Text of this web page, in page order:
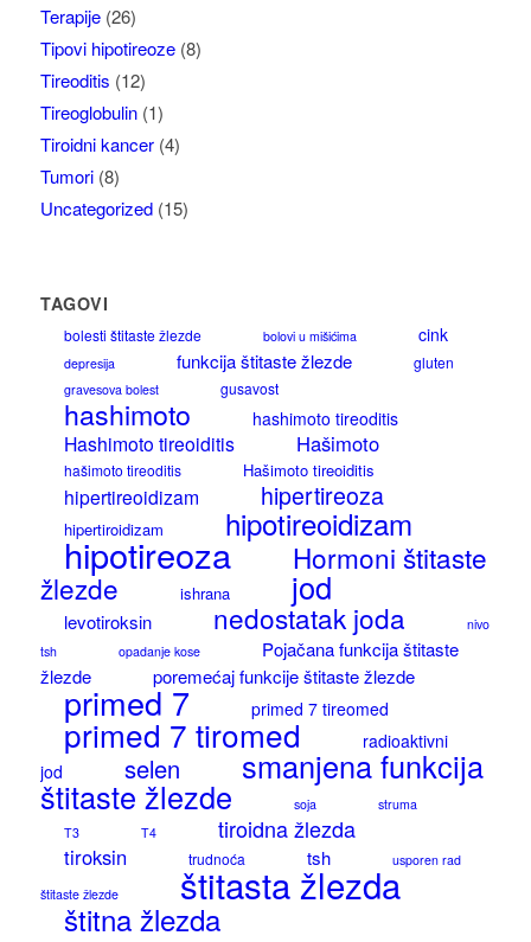
Terapije(26)
Tipovi hipotireoze(8)
Tireoditis (12)
Tireoglobulin(1)
Tiroidni kancer(4)
Tumori(8)
Uncategorized(15)
TAGOVI
bolesti štitaste žlezde bolovi u mišićima cink
depresija funkcija štitaste žlezde gluten
gravesova bolest gusavost
hashimoto hashimoto tireoditis
Hashimoto tireoiditis Hašimoto
hašimoto tireoditis Hašimoto tireoiditis
hipertireoidizam hipertireoza
hipertiroidizam hipotireoidizam
hipotireoza
Hormoni štitaste
žlezde
ishrana jod
levotiroksin nedostatak joda
nivo
tsh
opadanje kose
Pojačana funkcija štitaste
žlezde
poremećaj funkcije štitaste žlezde
primed 7 primed 7 tireomed
primed 7 tiromed
radioaktivni
jod
selen smanjena funkcija
štitaste žlezde soja
struma
T3
T4 tiroidna žlezda
tiroksin trudnoća tsh
usporen rad
štitaste žlezde
štitasta žlezda
štitna žlezda